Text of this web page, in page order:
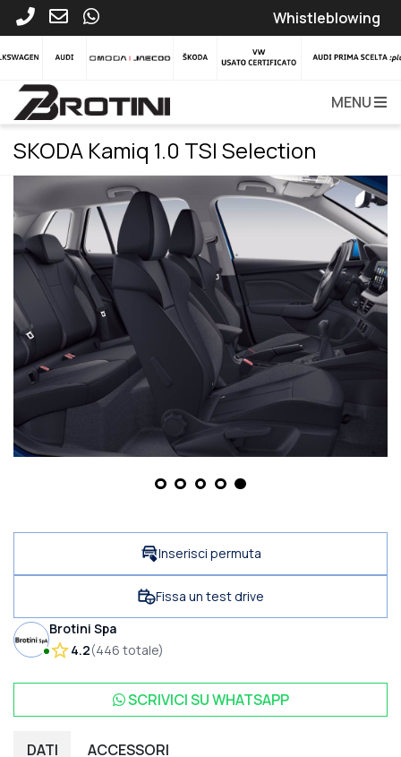
Whistleblowing
MENU
SKODA Kamiq 1.0 TSI Selection
Inserisci permuta
Fissa un test drive
Brotini Spa
4.2(446 totale)
SCRIVICI SUWHATSAPP
DATI ACCESSORI